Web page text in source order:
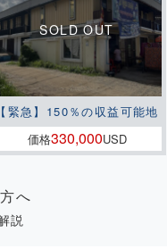
【緊急】150％の収益可能地
価格330,000USD
へ
説